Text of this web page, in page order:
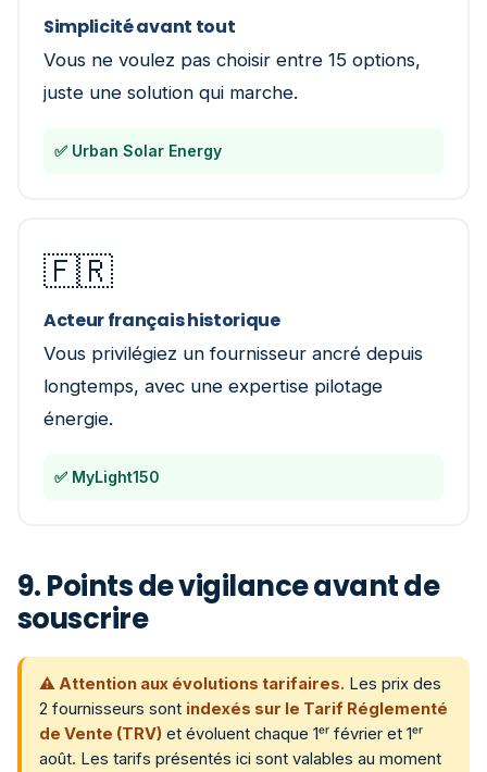
Simplicité avant tout
Vous ne voulez pas choisir entre 15 options,
juste une solution qui marche.
✅ Urban Solar Energy
🇫🇷
Acteur français historique
Vous privilégiez un fournisseur ancré depuis
longtemps, avec une expertise pilotage
énergie.
✅ MyLight150
9. Points de vigilance avant de
souscrire
⚠️ Attention aux évolutions tarifaires. Les prix des
2 fournisseurs sont indexés sur le Tarif Réglementé
de Vente (TRV) et évoluent chaque 1ᵉʳ février et 1ᵉʳ
août. Les tarifs présentés ici sont valables au moment